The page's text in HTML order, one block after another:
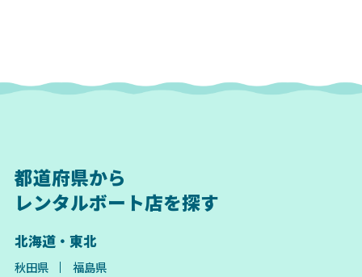
都道府県から
レンタルボート店を探す
北海道・東北
秋田県 福島県